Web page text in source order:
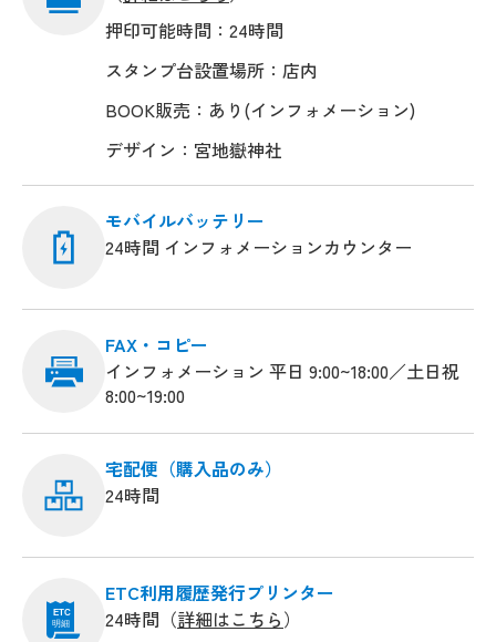
押印可能時間：24時間
スタンプ台設置場所：店内
BOOK販売：あり(インフォメーション)
デザイン：宮地嶽神社
モバイルバッテリー
24時間 インフォメーションカウンター
FAX・コピー
インフォメーション 平日 9:00~18:00／土日祝
8:00~19:00
宅配便（購入品のみ）
24時間
ETC
明細
ETC利用履歴発行プリンター
24時間（詳細はこちら）